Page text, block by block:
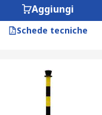
Aggiungi
Schede tecniche